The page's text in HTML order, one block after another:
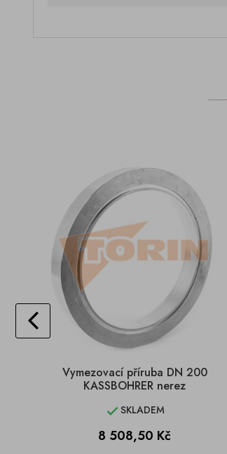
Vymezovací příruba DN 200
KASSBOHRER nerez
SKLADEM
Cena
8 508,50 Kč